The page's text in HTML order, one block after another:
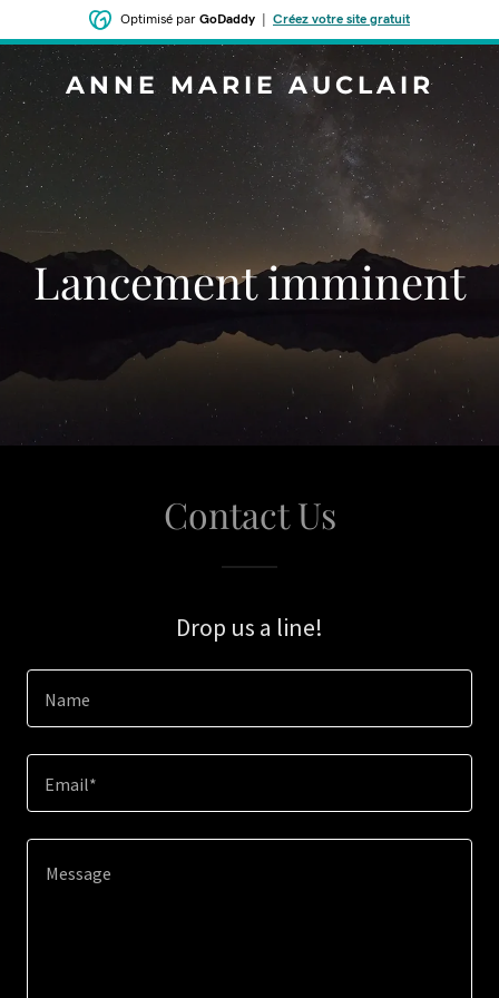
Optimisé par GoDaddy Créez votre site gratuit
ANNE MARIE AUCLAIR
Lancement imminent
Contact Us
Drop us a line!
Name
Email*